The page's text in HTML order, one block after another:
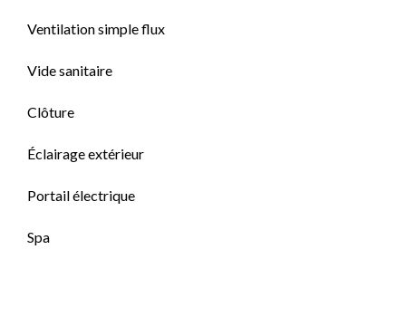
Ventilation simple flux
Vide sanitaire
Clôture
Éclairage extérieur
Portail électrique
Spa